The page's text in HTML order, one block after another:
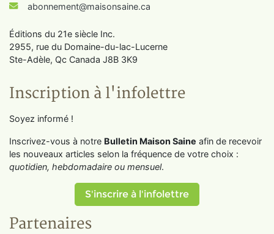
abonnement@maisonsaine.ca
Éditions du 21e siècle Inc.
2955, rue du Domaine-du-lac-Lucerne
Ste-Adèle, Qc Canada J8B 3K9
Inscription à l'infolettre
Soyez informé !
Inscrivez-vous à notre Bulletin Maison Saine afin de recevoir
les nouveaux articles selon la fréquence de votre choix :
quotidien, hebdomadaire ou mensuel.
S'inscrire à l'infolettre
Partenaires